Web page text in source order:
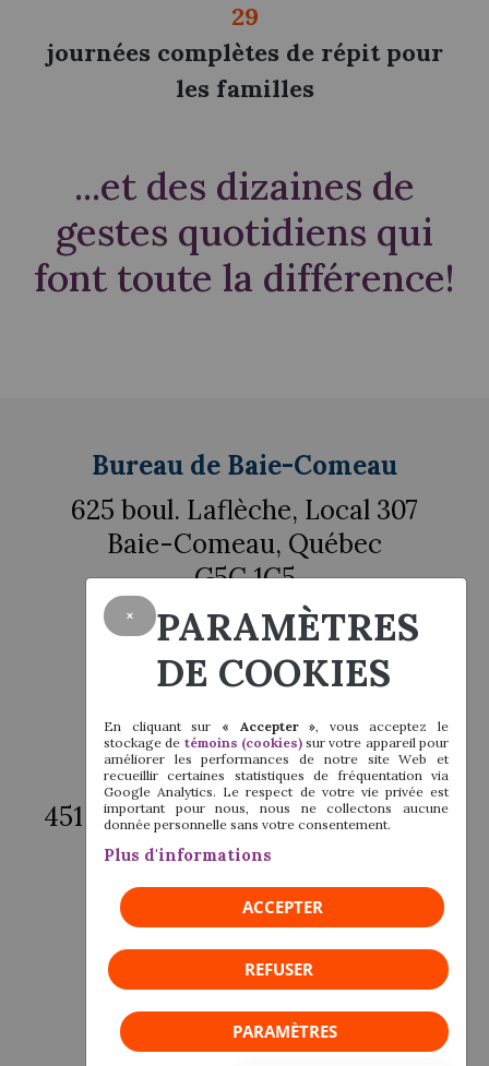
29
journées complètes de répit pour
les familles
...et des dizaines de
gestes quotidiens qui
font toute la différence!
Bureau de Baie-Comeau
625 boul. Laflèche, Local 307
Baie-Comeau, Québec
G5C 1C5
Téléphone : 418 589-2393
Sans frais :1 877 589-2393
Bureau de Sept-Îles
451 avenue Arnaud, salle Marconi
Sept-Îles, Québec
G4R 3B3
Téléphone :418 960-1368
Suivez-nous !
×
PARAMÈTRES
DE COOKIES
En cliquant sur « Accepter », vous acceptez le
stockage de témoins (cookies)sur votre appareil pour
améliorer les performances de notre site Web et
recueillir certaines statistiques de fréquentation via
Google Analytics. Le respect de votre vie privée est
important pour nous, nous ne collectons aucune
donnée personnelle sans votre consentement.
Plus d'informations
ACCEPTER
REFUSER
PARAMÈTRES